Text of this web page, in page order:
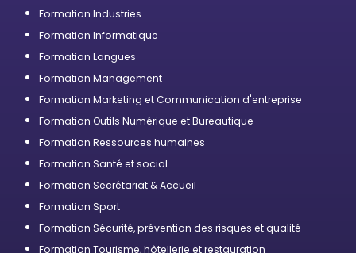
Formation Industries
Formation Informatique
Formation Langues
Formation Management
Formation Marketing et Communication d'entreprise
Formation Outils Numérique et Bureautique
Formation Ressources humaines
Formation Santé et social
Formation Secrétariat & Accueil
Formation Sport
Formation Sécurité, prévention des risques et qualité
Formation Tourisme, hôtellerie et restauration